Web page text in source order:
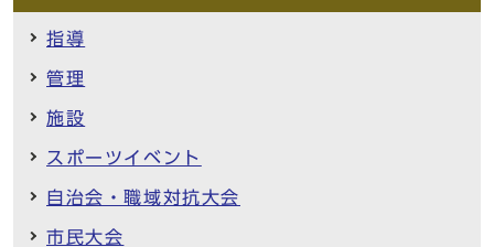
指導
管理
施設
スポーツイベント
自治会・職域対抗大会
市民大会